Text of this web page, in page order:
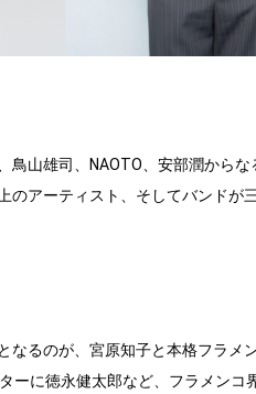
鳥山雄司、NAOTO、安部潤から
のアーティスト、そしてバンド
なるのが、宮原知子と本格フラメ
ーに徳永健太郎など、フラメン